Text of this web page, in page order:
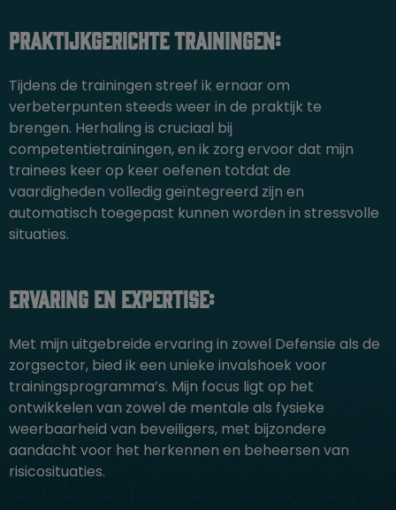
Praktijkgerichte Trainingen:
Tijdens de trainingen streef ik ernaar om
verbeterpunten steeds weer in de praktijk te
brengen. Herhaling is cruciaal bij
competentietrainingen, en ik zorg ervoor dat mijn
trainees keer op keer oefenen totdat de
vaardigheden volledig geïntegreerd zijn en
automatisch toegepast kunnen worden in stressvolle
situaties.
Ervaring en Expertise:
Met mijn uitgebreide ervaring in zowel Defensie als de
zorgsector, bied ik een unieke invalshoek voor
trainingsprogramma’s. Mijn focus ligt op het
ontwikkelen van zowel de mentale als fysieke
weerbaarheid van beveiligers, met bijzondere
aandacht voor het herkennen en beheersen van
risicosituaties.